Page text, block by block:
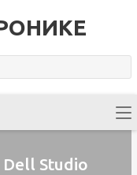
Studio